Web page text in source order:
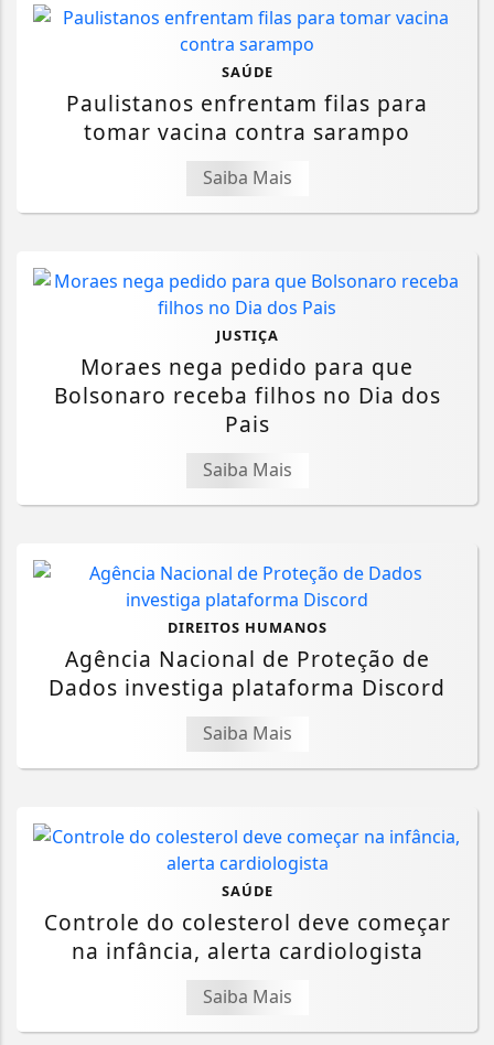
SAÚDE
Paulistanos enfrentam filas para
tomar vacina contra sarampo
Saiba Mais
JUSTIÇA
Moraes nega pedido para que
Bolsonaro receba filhos no Dia dos
Pais
Saiba Mais
DIREITOS HUMANOS
Agência Nacional de Proteção de
Dados investiga plataforma Discord
Saiba Mais
SAÚDE
Controle do colesterol deve começar
na infância, alerta cardiologista
Saiba Mais